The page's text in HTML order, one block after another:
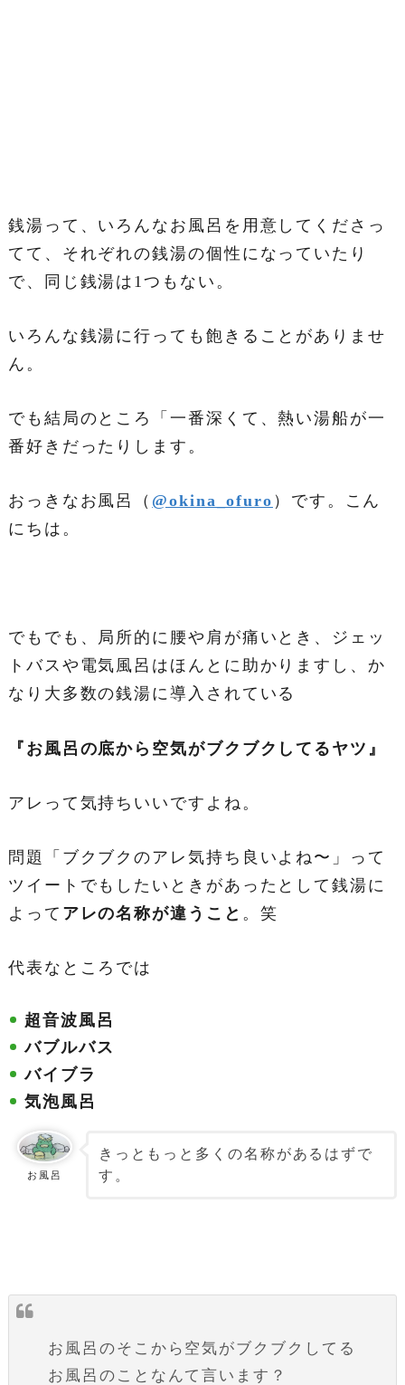
銭湯って、いろんなお風呂を用意してくださっ
てて、それぞれの銭湯の個性になっていたり
で、同じ銭湯は1つもない。
いろんな銭湯に行っても飽きることがありませ
ん。
でも結局のところ「一番深くて、熱い湯船が一
番好きだったりします。
おっきなお風呂（ @okina_ofuro ）です。こん
にちは。
でもでも、局所的に腰や肩が痛いとき、ジェッ
トバスや電気風呂はほんとに助かりますし、か
なり大多数の銭湯に導入されている
『お風呂の底から空気がブクブクしてるヤツ』
アレって気持ちいいですよね。
問題「ブクブクのアレ気持ち良いよね〜」って
ツイートでもしたいときがあったとして銭湯に
よって アレの名称が違うこと 。笑
代表なところでは
超音波風呂
バブルバス
バイブラ
気泡風呂
お風呂
きっともっと多くの名称があるはずで
す。
お風呂のそこから空気がブクブクしてる
お風呂のことなんて言います？